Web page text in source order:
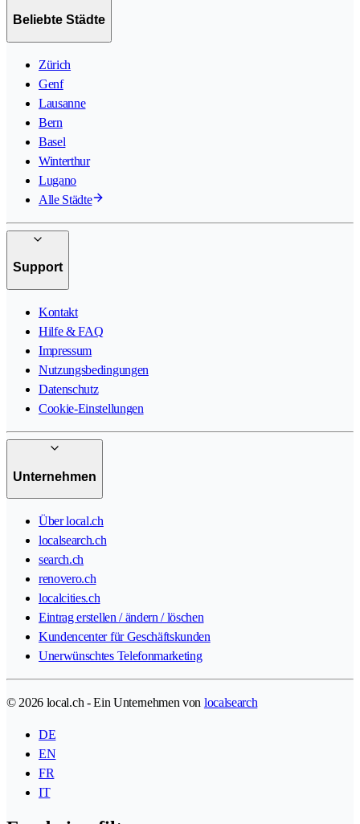
Beliebte Städte
Zürich
Genf
Lausanne
Bern
Basel
Winterthur
Lugano
Alle Städte
Support
Kontakt
Hilfe & FAQ
Impressum
Nutzungsbedingungen
Datenschutz
Cookie-Einstellungen
Unternehmen
Über local.ch
localsearch.ch
search.ch
renovero.ch
localcities.ch
Eintrag erstellen / ändern / löschen
Kundencenter für Geschäftskunden
Unerwünschtes Telefonmarketing
© 2026 local.ch - Ein Unternehmen von localsearch
DE
EN
FR
IT